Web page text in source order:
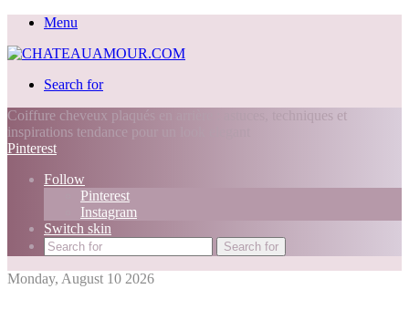
Menu
Search for
Coiffure cheveux plaqués en arrière : astuces, techniques et
inspirations tendance pour un look elegant
Pinterest
Follow
Pinterest
Instagram
Switch skin
Search for
Monday, August 10 2026